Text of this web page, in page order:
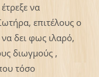
να
επιτέλους ο
δει φως ιλαρό,
διωγμούς ,
τόσο